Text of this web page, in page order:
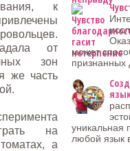
к
от
зон
же часть
на
а
может
признанных
уникальная
любой язык